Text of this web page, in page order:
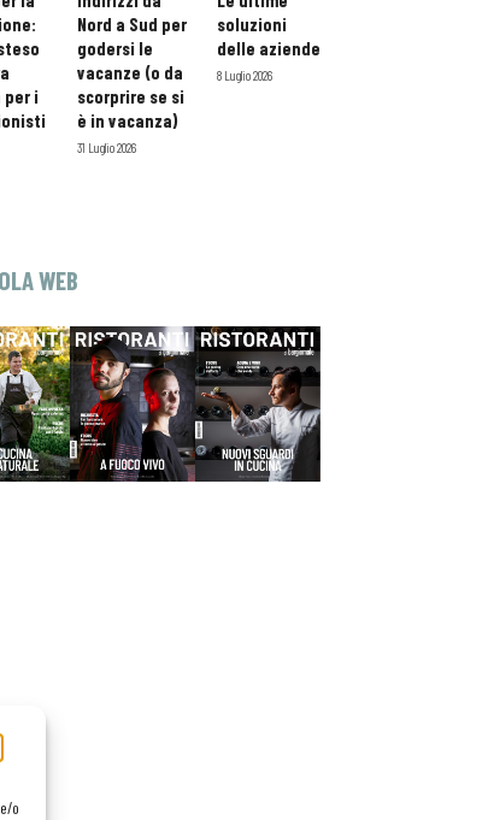
o
i
Nord a Sud per
godersi le
vacanze (o da
scorprire se si
è in vacanza)
31 Luglio 2026
soluzioni
delle aziende
8 Luglio 2026
WEB